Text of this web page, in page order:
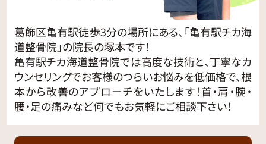
葛飾区亀有駅徒歩3分の場所にある、「亀有駅チカ海
道整骨院」の院長の塚本です！
亀有駅チカ海道整骨院では高度な技術と、丁寧なカ
ウンセリングでお客様のつらいお悩みを低価格で、根
本から改善のアプローチをいたします！首・肩・腕・
腰・足の痛みなど何でもお気軽にご相談下さい！